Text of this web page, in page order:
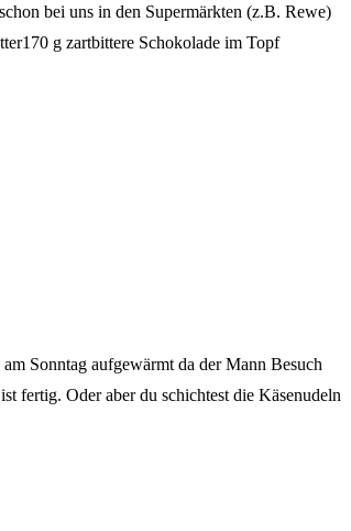
bei uns in den Supermärkten (z.B. Rewe)
g zartbittere Schokolade im Topf
Sonntag aufgewärmt da der Mann Besuch
fertig. Oder aber du schichtest die Käsenudeln